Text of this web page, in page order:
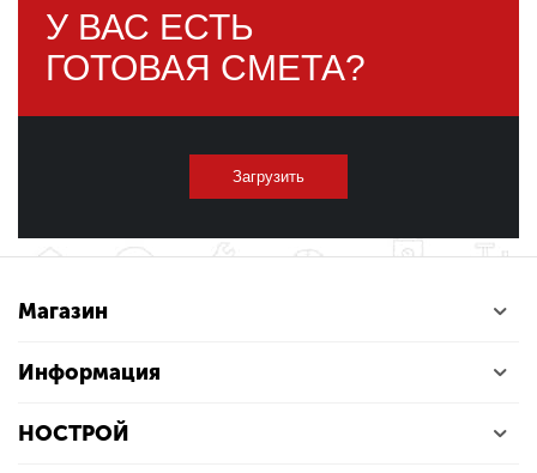
У ВАС ЕСТЬ
ГОТОВАЯ СМЕТА?
Загрузить
Магазин
Информация
НОСТРОЙ